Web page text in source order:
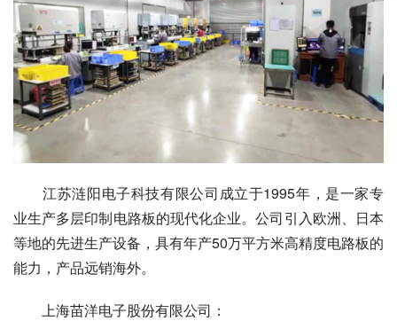
江苏涟阳电子科技有限公司成立于1995年，是一家专
业生产多层印制电路板的现代化企业。公司引入欧洲、日本
等地的先进生产设备，具有年产50万平方米高精度电路板的
能力，产品远销海外。
上海苗洋电子股份有限公司：